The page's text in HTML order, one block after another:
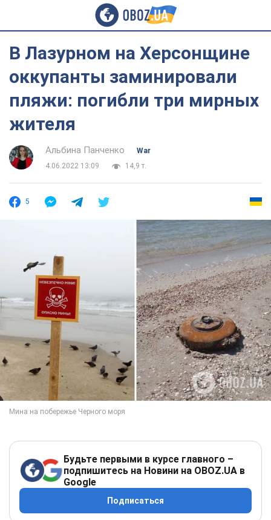
В Лазурном на Херсонщине
оккупанты заминировали
пляжи: погибли три мирных
жителя
Альбина Панченко
War
4.06.2022 13:09
14,9 т.
5
Будьте первыми в курсе главного –
подпишитесь на Новини на OBOZ.UA в
Google
Подписаться